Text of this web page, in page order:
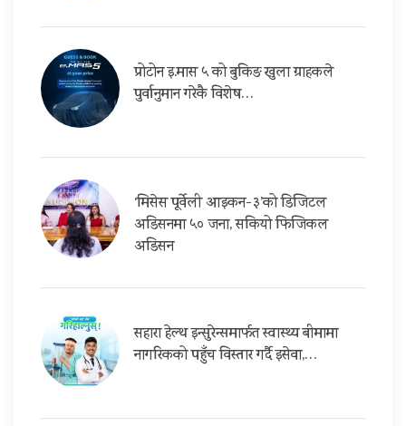
प्रोटोन इ.मास ५ को बुकिङ खुला ग्राहकले
पुर्वानुमान गरेकै विशेष…
‘मिसेस पूर्वेली आइकन-३’को डिजिटल
अडिसनमा ५० जना, सकियो फिजिकल
अडिसन
सहारा हेल्थ इन्सुरेन्समार्फत स्वास्थ्य बीमामा
नागरिकको पहुँच विस्तार गर्दै इसेवा,…